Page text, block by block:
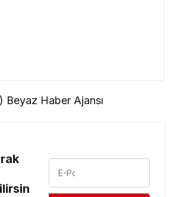
Beyaz Haber Ajansı